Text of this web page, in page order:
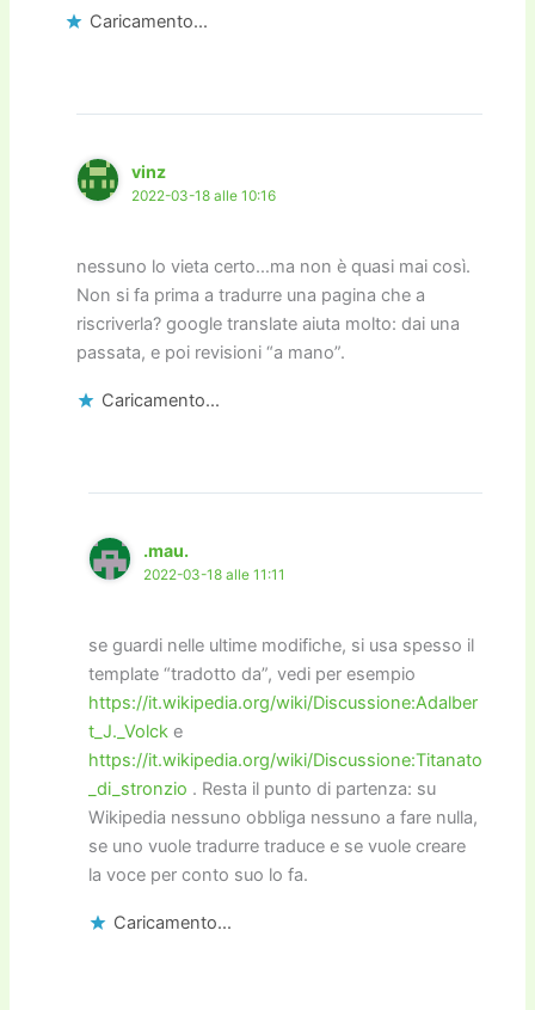
Caricamento...
vinz
2022-03-18 alle 10:16
nessuno lo vieta certo…ma non è quasi mai così.
Non si fa prima a tradurre una pagina che a
riscriverla? google translate aiuta molto: dai una
passata, e poi revisioni “a mano”.
Caricamento...
.mau.
2022-03-18 alle 11:11
se guardi nelle ultime modifiche, si usa spesso il
template “tradotto da”, vedi per esempio
https://it.wikipedia.org/wiki/Discussione:Adalber
t_J._Volcke
https://it.wikipedia.org/wiki/Discussione:Titanato
_di_stronzio . Resta il punto di partenza: su
Wikipedia nessuno obbliga nessuno a fare nulla,
se uno vuole tradurre traduce e se vuole creare
la voce per conto suo lo fa.
Caricamento...